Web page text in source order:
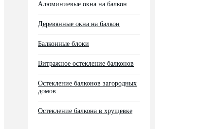
Алюминиевые окна на балкон
Деревянные окна на балкон
Балконные блоки
Витражное остекление балконов
Остекление балконов загородных
домов
Остекление балкона в хрущевке